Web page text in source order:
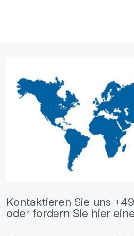
Kontaktieren Sie uns
oder fordern Sie hier